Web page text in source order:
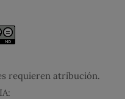
requieren atribución.